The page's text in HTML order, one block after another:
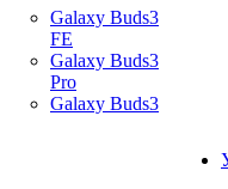
Galaxy Buds3
FE
Galaxy Buds3
Pro
Galaxy Buds3